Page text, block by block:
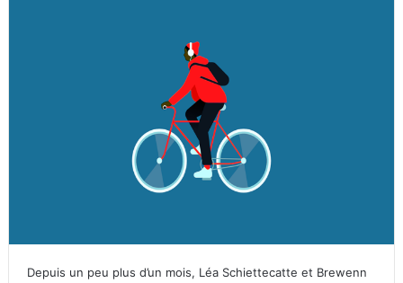
Depuis un peu plus d’un mois, Léa Schiettecatte et Brewenn